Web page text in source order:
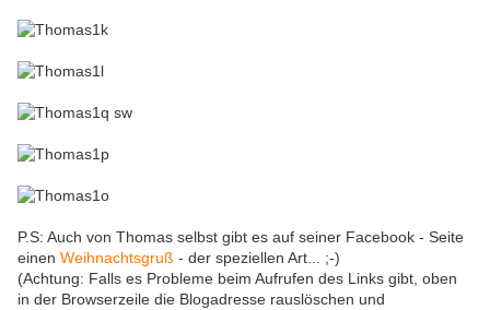
P.S: Auch von Thomas selbst gibt es auf seiner Facebook - Seite
einen Weihnachtsgruß - der speziellen Art... ;-)
(Achtung: Falls es Probleme beim Aufrufen des Links gibt, oben
in der Browserzeile die Blogadresse rauslöschen und